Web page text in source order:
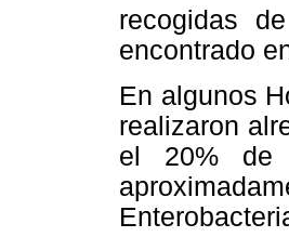
recogidas
encontrado
En algunos
realizaron
el 20% de